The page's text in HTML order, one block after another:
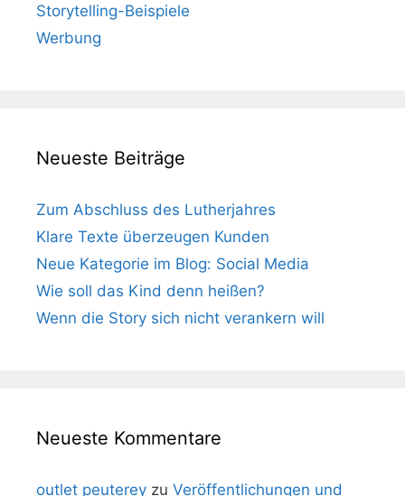
Storytelling-Beispiele
Werbung
Neueste Beiträge
Zum Abschluss des Lutherjahres
Klare Texte überzeugen Kunden
Neue Kategorie im Blog: Social Media
Wie soll das Kind denn heißen?
Wenn die Story sich nicht verankern will
Neueste Kommentare
outlet peuterey zu Veröffentlichungen und